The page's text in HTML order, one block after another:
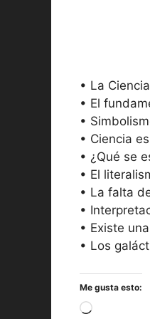
• La
• El
•
• Ciencia
• ¿Qué se
• El
• La falta
•
• Existe
• Los
Me gusta esto: